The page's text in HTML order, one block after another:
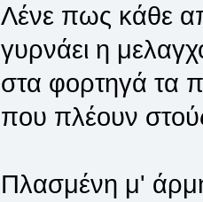
Λένε πως κάθε
γυρνάει η
στα φορτηγά τα
που πλέουν
Πλασμένη μ'